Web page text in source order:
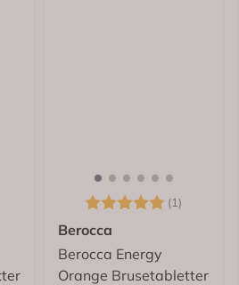
4.7 av 5 muligeKarakter: (1)
Berocca
Berocca Energy
Orange Brusetabletter